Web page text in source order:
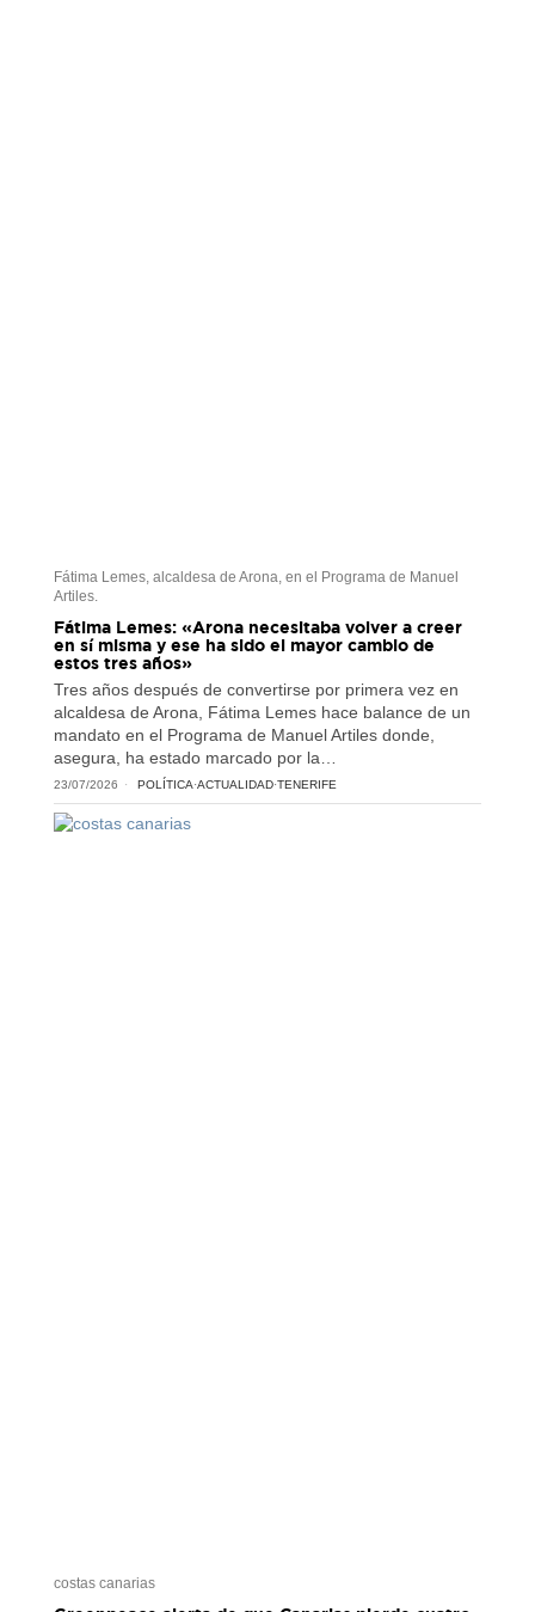
Fátima Lemes, alcaldesa de Arona, en el Programa de Manuel
Artiles.
Fátima Lemes: «Arona necesitaba volver a creer
en sí misma y ese ha sido el mayor cambio de
estos tres años»
Tres años después de convertirse por primera vez en
alcaldesa de Arona, Fátima Lemes hace balance de un
mandato en el Programa de Manuel Artiles donde,
asegura, ha estado marcado por la…
23/07/2026 POLÍTICA·ACTUALIDAD·TENERIFE
costas canarias